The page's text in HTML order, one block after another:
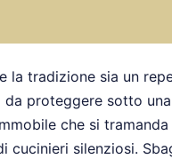
la tradizione sia un
da proteggere sotto
che si
cucinieri silenziosi.